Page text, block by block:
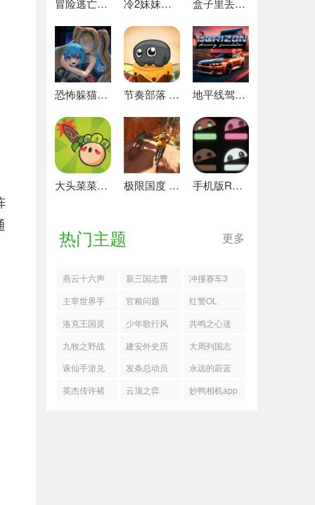
冒险逃亡之谜 推荐 冷2妹妹的记忆 热门下载 盒子里丢失的碎片 安卓下载
恐怖躲猫猫4 最新版 节奏部落 安卓版 地平线驾驶模拟器 最新版
大头菜菜历险记 好玩的 极限国度 最新版 手机版REPO 安卓版
热门主题 更多
燕云十六声
帮我拍拍成
就
新三国志曹
操传诸葛亮
之影关卡流
冲撞赛车3
主宰世界手
游御天筑基
神通搭配攻
略
官粮问题
红警OL
洛克王国灵
狐
少年歌行风
花雪月零氪
毒队搭配攻
共鸣之心送
死流玩法搭
配
九牧之野战
械功能玩法
攻略
建安外史历
史画卷第二
节
大周列国志
畿辅禁军机
制一览
诛仙手游兑
换码礼包领
发条总动员
零氪资源怎
永远的蔚蓝
星球哪吒元
英杰传许褚
云顶之弈
妙鸭相机app